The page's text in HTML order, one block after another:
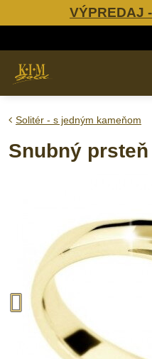
VÝPREDAJ
Solitér - s jedným kameňom
Snubný prsteň